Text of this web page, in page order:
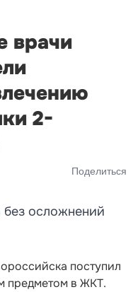
врачи
2-
Поделиться
осложнений
поступил
предметом в ЖКТ.